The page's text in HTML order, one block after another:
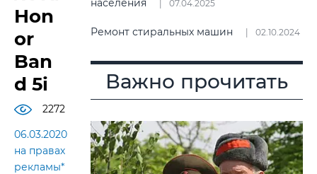
Hon
or
Ban
d 5i
2272
06.03.2020
на правах
рекламы*
населения
07.04.2025
Ремонт стиральных машин 02.10.2024
Важно прочитать